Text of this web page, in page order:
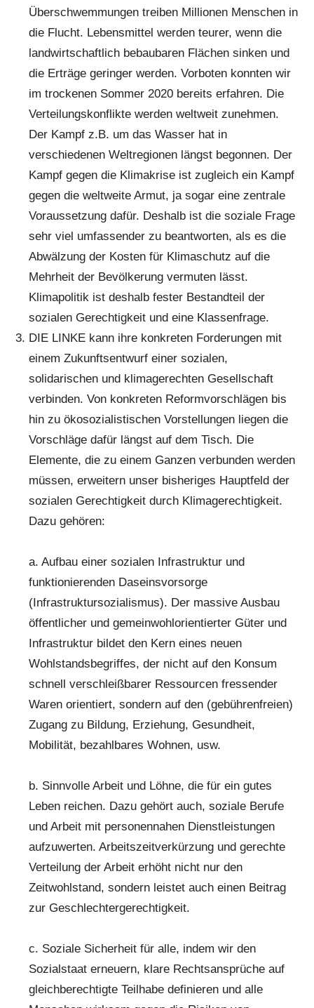
Überschwemmungen treiben Millionen Menschen in
die Flucht. Lebensmittel werden teurer, wenn die
landwirtschaftlich bebaubaren Flächen sinken und
die Erträge geringer werden. Vorboten konnten wir
im trockenen Sommer 2020 bereits erfahren. Die
Verteilungskonflikte werden weltweit zunehmen.
Der Kampf z.B. um das Wasser hat in
verschiedenen Weltregionen längst begonnen. Der
Kampf gegen die Klimakrise ist zugleich ein Kampf
gegen die weltweite Armut, ja sogar eine zentrale
Voraussetzung dafür. Deshalb ist die soziale Frage
sehr viel umfassender zu beantworten, als es die
Abwälzung der Kosten für Klimaschutz auf die
Mehrheit der Bevölkerung vermuten lässt.
Klimapolitik ist deshalb fester Bestandteil der
sozialen Gerechtigkeit und eine Klassenfrage.
DIE LINKE kann ihre konkreten Forderungen mit
einem Zukunftsentwurf einer sozialen,
solidarischen und klimagerechten Gesellschaft
verbinden. Von konkreten Reformvorschlägen bis
hin zu ökosozialistischen Vorstellungen liegen die
Vorschläge dafür längst auf dem Tisch. Die
Elemente, die zu einem Ganzen verbunden werden
müssen, erweitern unser bisheriges Hauptfeld der
sozialen Gerechtigkeit durch Klimagerechtigkeit.
Dazu gehören:
a. Aufbau einer sozialen Infrastruktur und
funktionierenden Daseinsvorsorge
(Infrastruktursozialismus). Der massive Ausbau
öffentlicher und gemeinwohlorientierter Güter und
Infrastruktur bildet den Kern eines neuen
Wohlstandsbegriffes, der nicht auf den Konsum
schnell verschleißbarer Ressourcen fressender
Waren orientiert, sondern auf den (gebührenfreien)
Zugang zu Bildung, Erziehung, Gesundheit,
Mobilität, bezahlbares Wohnen, usw.
b. Sinnvolle Arbeit und Löhne, die für ein gutes
Leben reichen. Dazu gehört auch, soziale Berufe
und Arbeit mit personennahen Dienstleistungen
aufzuwerten. Arbeitszeitverkürzung und gerechte
Verteilung der Arbeit erhöht nicht nur den
Zeitwohlstand, sondern leistet auch einen Beitrag
zur Geschlechtergerechtigkeit.
c. Soziale Sicherheit für alle, indem wir den
Sozialstaat erneuern, klare Rechtsansprüche auf
gleichberechtigte Teilhabe definieren und alle